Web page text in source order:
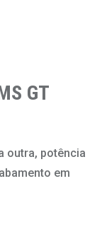
GT
outra, potência
em